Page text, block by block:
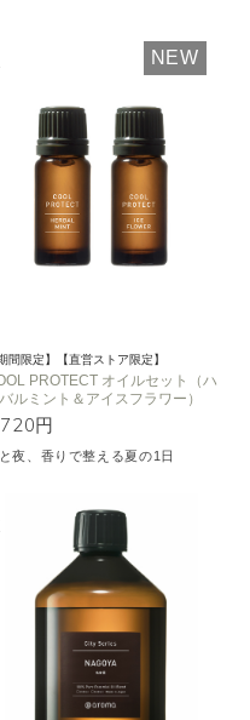
NEW
期間限定】【直営ストア限定】
PROTECT オイルセット（ハ
ルミント＆アイスフラワー）
円
夜、香りで整える夏の1日